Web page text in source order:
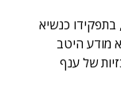
כנשיא
מודע היטב
של ענף